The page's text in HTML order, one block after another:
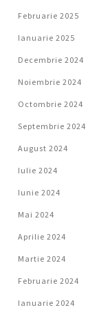
Februarie 2025
Ianuarie 2025
Decembrie 2024
Noiembrie 2024
Octombrie 2024
Septembrie 2024
August 2024
Iulie 2024
Iunie 2024
Mai 2024
Aprilie 2024
Martie 2024
Februarie 2024
Ianuarie 2024